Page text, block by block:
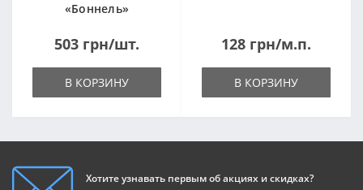
«Боннель»
503 грн/шт.
В КОРЗИНУ
128 грн/м.п.
В КОРЗИНУ
Хотите узнавать первым об акциях и скидках?